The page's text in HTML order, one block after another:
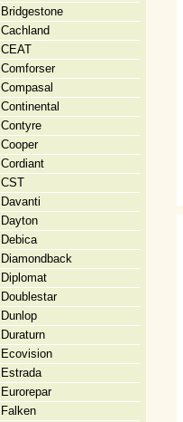
Bridgestone
Cachland
CEAT
Comforser
Compasal
Continental
Contyre
Cooper
Cordiant
CST
Davanti
Dayton
Debica
Diamondback
Diplomat
Doublestar
Dunlop
Duraturn
Ecovision
Estrada
Eurorepar
Falken